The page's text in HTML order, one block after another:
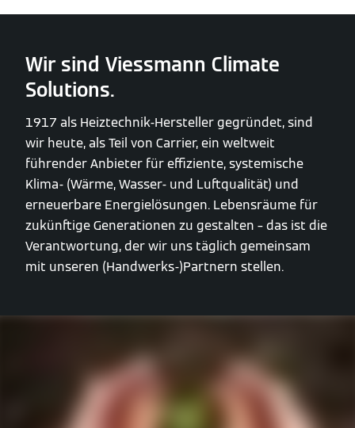
Wir sind Viessmann Climate
Solutions.
1917 als Heiztechnik-Hersteller gegründet, sind
wir heute, als Teil von Carrier, ein weltweit
führender Anbieter für effiziente, systemische
Klima- (Wärme, Wasser- und Luftqualität) und
erneuerbare Energielösungen. Lebensräume für
zukünftige Generationen zu gestalten – das ist die
Verantwortung, der wir uns täglich gemeinsam
mit unseren (Handwerks-)Partnern stellen.